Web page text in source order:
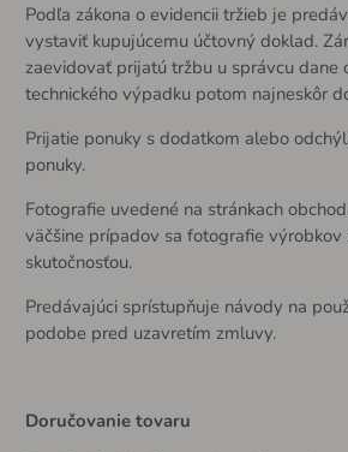
Podľa zákona o evidencii tržieb je
vystaviť kupujúcemu účtovný doklad.
zaevidovať prijatú tržbu u správcu dane
technického výpadku potom najneskôr
Prijatie ponuky s dodatkom alebo
ponuky.
Fotografie uvedené na stránkach
väčšine prípadov sa fotografie výrobkov
skutočnosťou.
Predávajúci sprístupňuje návody na
podobe pred uzavretím zmluvy.
Doručovanie tovaru